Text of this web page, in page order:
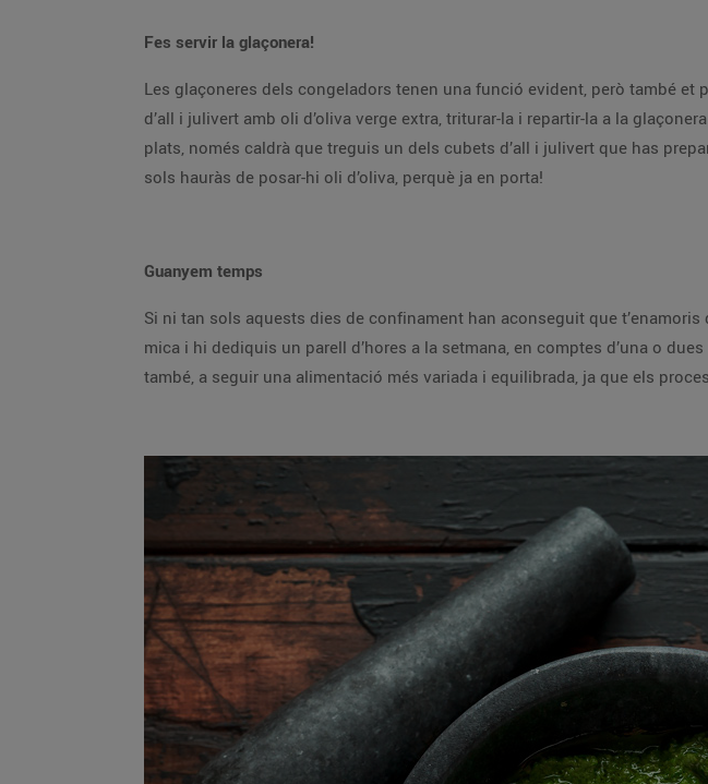
Fes servir la glaçonera!
Les glaçoneres dels congeladors tenen una funció evident, però també
d’all i julivert amb oli d’oliva verge extra, triturar-la i repartir-la a la
plats, només caldrà que treguis un dels cubets d’all i julivert que has
sols hauràs de posar-hi oli d’oliva, perquè ja en porta!
Guanyem temps
Si ni tan sols aquests dies de confinament han aconseguit que
mica i hi dediquis un parell d’hores a la setmana, en comptes d’una o
també, a seguir una alimentació més variada i equilibrada, ja que els